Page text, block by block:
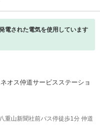
電された電気を使用しています
オス仲道サービスステーショ
重山新聞社前バス停徒歩1分 仲道